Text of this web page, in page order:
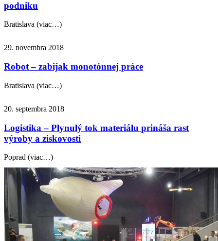
podniku
Bratislava (viac…)
29. novembra 2018
Robot – zabijak monotónnej práce
Bratislava (viac…)
20. septembra 2018
Logistika – Plynulý tok materiálu prináša rast
výroby a ziskovosti
Poprad (viac…)